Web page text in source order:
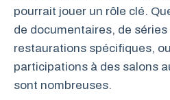
pourrait jouer un rôle clé.
de documentaires, de
restaurations spécifiques,
participations à des salons
sont nombreuses.